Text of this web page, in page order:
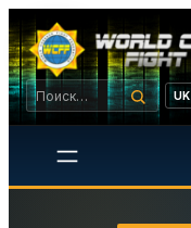
UK